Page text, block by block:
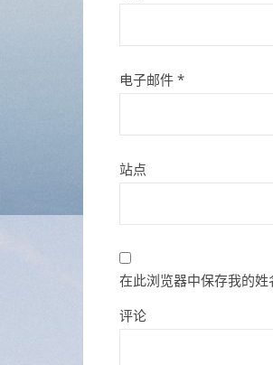
电子邮件 *
站点
在此浏览器中保存我的
评论